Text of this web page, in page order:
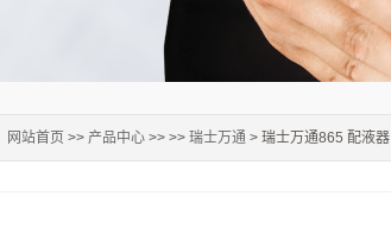
网站首页 >> 产品中心 >> >> 瑞士万通 > 瑞士万通865 配液器